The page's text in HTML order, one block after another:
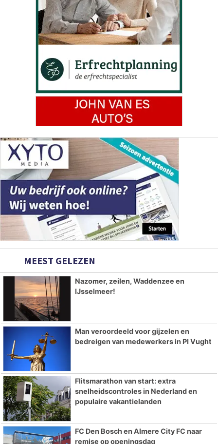
MEEST GELEZEN
Nazomer, zeilen, Waddenzee en
IJsselmeer!
Man veroordeeld voor gijzelen en
bedreigen van medewerkers in PI Vught
Flitsmarathon van start: extra
snelheidscontroles in Nederland en
populaire vakantielanden
FC Den Bosch en Almere City FC naar
remise op openingsdag